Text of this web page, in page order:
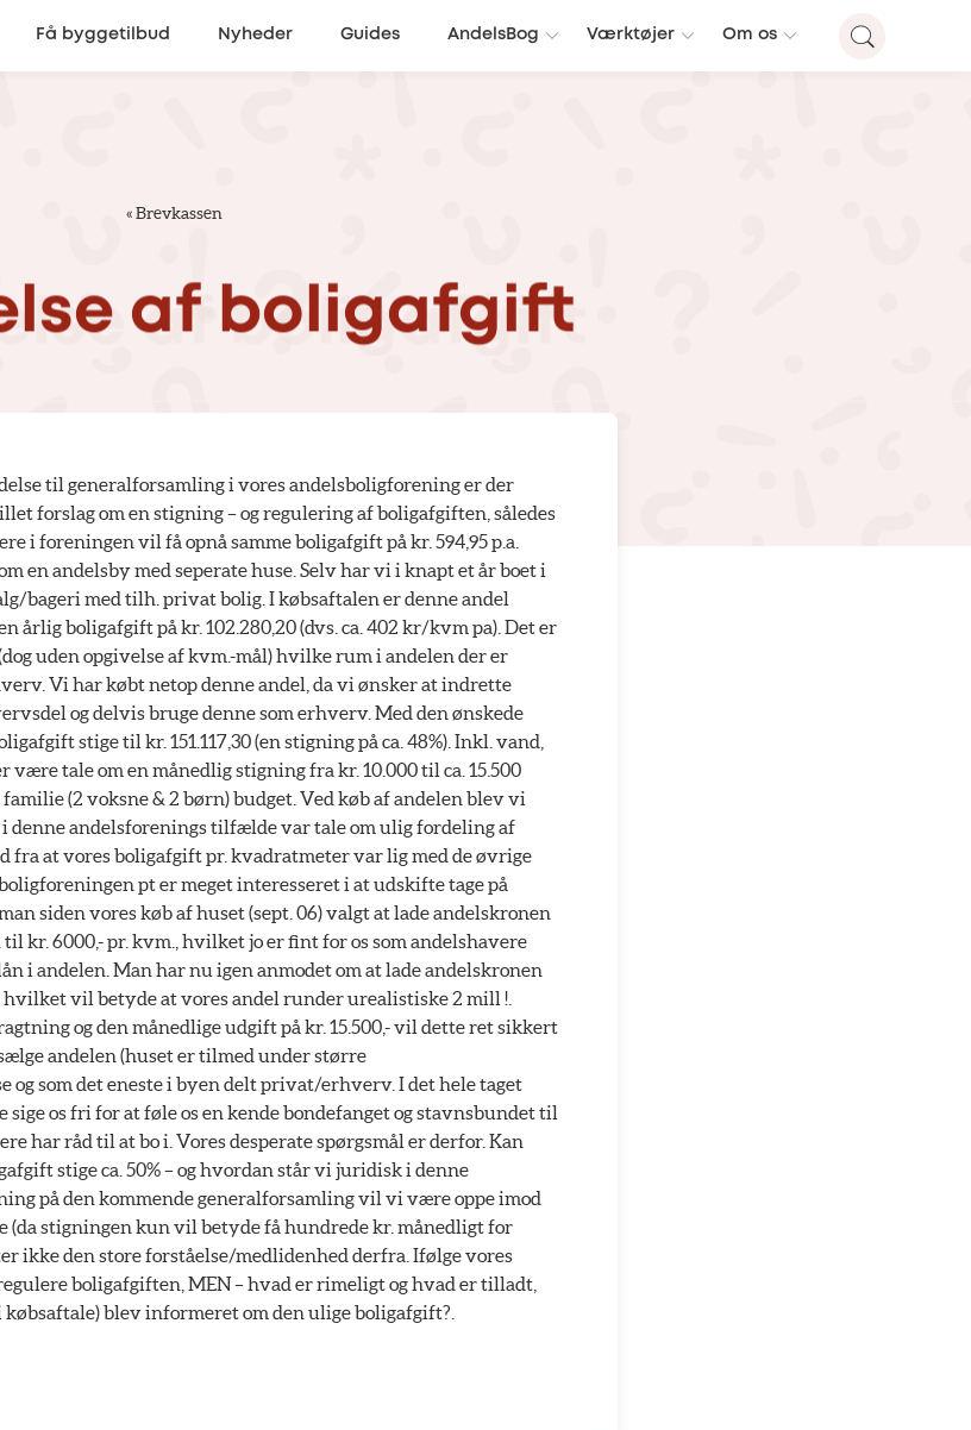
Få byggetilbud Nyheder Guides AndelsBog Værktøjer Om os
«Brevkassen
af boligafgift
til generalforsamling i vores andelsboligforening er der
forslag om en stigning – og regulering af boligafgiften, således
i foreningen vil få opnå samme boligafgift på kr. 594,95 p.a.
en andelsby med seperate huse. Selv har vi i knapt et år boet i
bageri med tilh. privat bolig. I købsaftalen er denne andel
årlig boligafgift på kr. 102.280,20 (dvs. ca. 402 kr/kvm pa). Det er
uden opgivelse af kvm.-mål) hvilke rum i andelen der er
Vi har købt netop denne andel, da vi ønsker at indrette
og delvis bruge denne som erhverv. Med den ønskede
stige til kr. 151.117,30 (en stigning på ca. 48%). Inkl. vand,
være tale om en månedlig stigning fra kr. 10.000 til ca. 15.500
(2 voksne & 2 børn) budget. Ved køb af andelen blev vi
denne andelsforenings tilfælde var tale om ulig fordeling af
fra at vores boligafgift pr. kvadratmeter var lig med de øvrige
pt er meget interesseret i at udskifte tage på
siden vores køb af huset (sept. 06) valgt at lade andelskronen
til kr. 6000,- pr. kvm., hvilket jo er fint for os som andelshavere
i andelen. Man har nu igen anmodet om at lade andelskronen
hvilket vil betyde at vores andel runder urealistiske 2 mill !.
og den månedlige udgift på kr. 15.500,- vil dette ret sikkert
andelen (huset er tilmed under større
som det eneste i byen delt privat/erhverv. I det hele taget
sige os fri for at føle os en kende bondefanget og stavnsbundet til
har råd til at bo i. Vores desperate spørgsmål er derfor. Kan
stige ca. 50% – og hvordan står vi juridisk i denne
på den kommende generalforsamling vil vi være oppe imod
(da stigningen kun vil betyde få hundrede kr. månedligt for
ikke den store forståelse/medlidenhed derfra. Ifølge vores
boligafgiften, MEN – hvad er rimeligt og hvad er tilladt,
blev informeret om den ulige boligafgift?.